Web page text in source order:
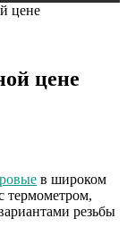
цене
цене
в широком
термометром,
резьбы